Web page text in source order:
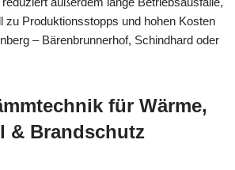
zu Produktionsstopps und hohen Kosten
– Bärenbrunnerhof, Schindhard oder
für Wärme,
& Brandschutz